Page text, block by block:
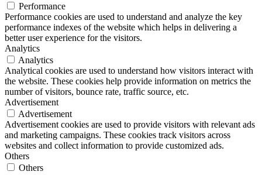
Performance
Performance cookies are used to understand and analyze the key
performance indexes of the website which helps in delivering a
better user experience for the visitors.
Analytics
Analytics
Analytical cookies are used to understand how visitors interact with
the website. These cookies help provide information on metrics the
number of visitors, bounce rate, traffic source, etc.
Advertisement
Advertisement
Advertisement cookies are used to provide visitors with relevant ads
and marketing campaigns. These cookies track visitors across
websites and collect information to provide customized ads.
Others
Others